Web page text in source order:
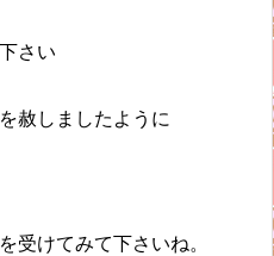
さい
赦しましたように
受けてみて下さいね。